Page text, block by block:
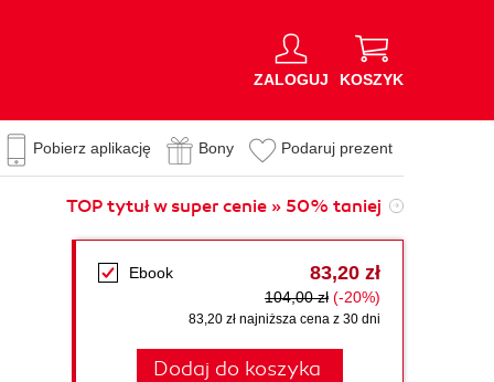
ZALOGUJ KOSZYK
Pobierz aplikację Bony Podaruj prezent
TOP tytuł w super cenie » 50% taniej
Ebook 83,20 zł
104,00 zł (-20%)
83,20 zł najniższa cena z 30 dni
Dodaj do koszyka